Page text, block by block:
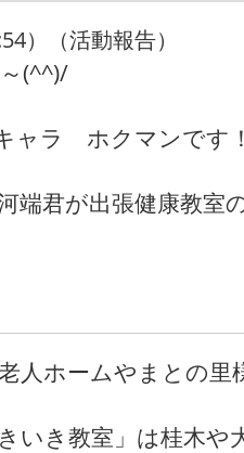
）（活動報告）
(^^)/
ャラ ホクマンです
端君が出張健康教室
人ホームやまとの里
いき教室」は桂木や